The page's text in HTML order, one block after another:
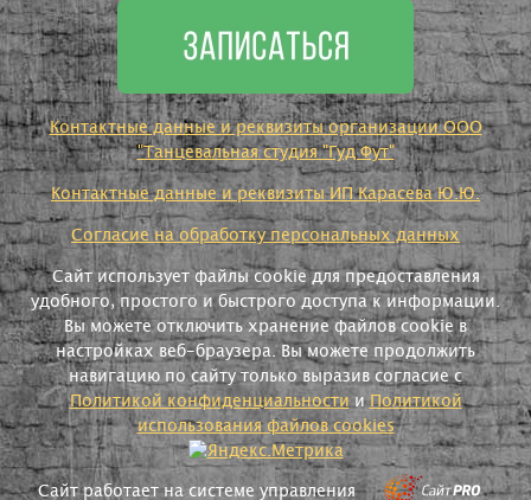
Контактные данные и реквизиты организации ООО
"Танцевальная студия "Гуд Фут"
Контактные данные и реквизиты ИП Карасева Ю.Ю.
Согласие на обработку персональных данных
Сайт использует файлы cookie для предоставления
удобного, простого и быстрого доступа к информации.
Вы можете отключить хранение файлов cookie в
настройках веб-браузера. Вы можете продолжить
навигацию по сайту только выразив согласие с
Политикой конфиденциальностииПолитикой
использования файлов cookies
Сайт работает на системе управления